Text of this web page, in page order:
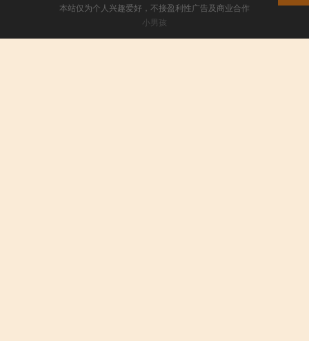
本站仅为个人兴趣爱好，不接盈利性广告及商业合作
小男孩